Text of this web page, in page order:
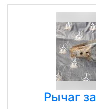
Рычаг